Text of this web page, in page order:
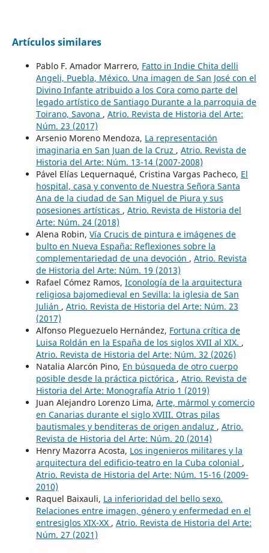
Artículos similares
Pablo F. Amador Marrero, Fatto in Indie Chita delli
Angeli, Puebla, México. Una imagen de San José con el
Divino Infante atribuido a los Cora como parte del
legado artístico de Santiago Durante a la parroquia de
Toirano, Savona , Atrio. Revista de Historia del Arte:
Núm. 23 (2017)
Arsenio Moreno Mendoza, La representación
imaginaria en San Juan de la Cruz , Atrio. Revista de
Historia del Arte: Núm. 13-14 (2007-2008)
Pável Elías Lequernaqué, Cristina Vargas Pacheco, El
hospital, casa y convento de Nuestra Señora Santa
Ana de la ciudad de San Miguel de Piura y sus
posesiones artísticas , Atrio. Revista de Historia del
Arte: Núm. 24 (2018)
Alena Robin, Vía Crucis de pintura e imágenes de
bulto en Nueva España: Reflexiones sobre la
complementariedad de una devoción , Atrio. Revista
de Historia del Arte: Núm. 19 (2013)
Rafael Cómez Ramos, Iconología de la arquitectura
religiosa bajomedieval en Sevilla: la iglesia de San
Julián , Atrio. Revista de Historia del Arte: Núm. 23
(2017)
Alfonso Pleguezuelo Hernández, Fortuna crítica de
Luisa Roldán en la España de los siglos XVII al XIX. ,
Atrio. Revista de Historia del Arte: Núm. 32 (2026)
Natalia Alarcón Pino, En búsqueda de otro cuerpo
posible desde la práctica pictórica , Atrio. Revista de
Historia del Arte: Monografía Atrio 1 (2019)
Juan Alejandro Lorenzo Lima, Arte, mármol y comercio
en Canarias durante el siglo XVIII. Otras pilas
bautismales y benditeras de origen andaluz , Atrio.
Revista de Historia del Arte: Núm. 20 (2014)
Henry Mazorra Acosta, Los ingenieros militares y la
arquitectura del edificio-teatro en la Cuba colonial ,
Atrio. Revista de Historia del Arte: Núm. 15-16 (2009-
2010)
Raquel Baixauli, La inferioridad del bello sexo.
Relaciones entre imagen, género y enfermedad en el
entresiglos XIX-XX , Atrio. Revista de Historia del Arte:
Núm. 27 (2021)